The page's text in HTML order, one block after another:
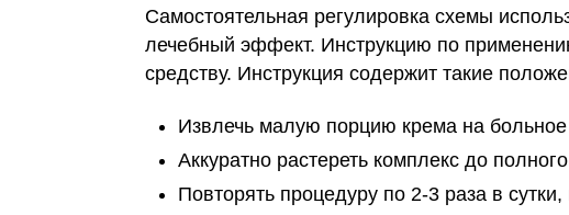
Самостоятельная регулировка схемы
лечебный эффект. Инструкцию по
средству. Инструкция содержит такие
Извлечь малую порцию крема на больное
Аккуратно растереть комплекс до
Повторять процедуру по 2-3 раза в сутки,